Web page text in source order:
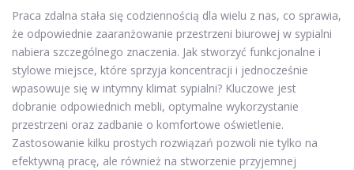
Praca zdalna stała się codziennością dla wielu z nas, co sprawia,
że odpowiednie zaaranżowanie przestrzeni biurowej w sypialni
nabiera szczególnego znaczenia. Jak stworzyć funkcjonalne i
stylowe miejsce, które sprzyja koncentracji i jednocześnie
wpasowuje się w intymny klimat sypialni? Kluczowe jest
dobranie odpowiednich mebli, optymalne wykorzystanie
przestrzeni oraz zadbanie o komfortowe oświetlenie.
Zastosowanie kilku prostych rozwiązań pozwoli nie tylko na
efektywną pracę, ale również na stworzenie przyjemnej